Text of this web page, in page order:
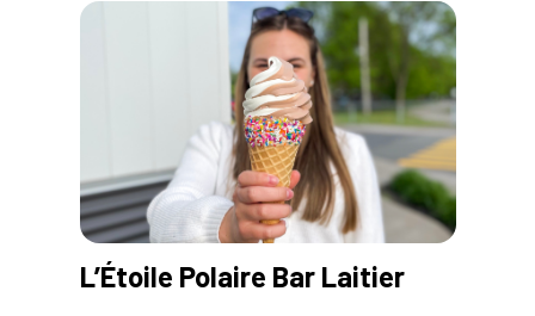
L’Étoile Polaire Bar Laitier